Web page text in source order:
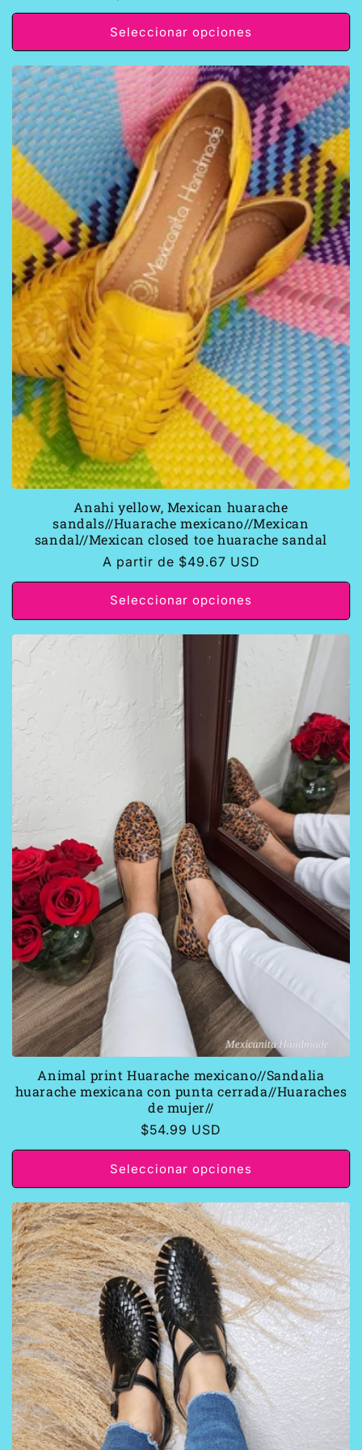
habitual
Seleccionar opciones
Anahi yellow, Mexican huarache
sandals//Huarache mexicano//Mexican
sandal//Mexican closed toe huarache sandal
Precio
habitual
A partir de $49.67 USD
Seleccionar opciones
Animal print Huarache mexicano//Sandalia
huarache mexicana con punta cerrada//Huaraches
de mujer//
Precio
habitual
$54.99 USD
Seleccionar opciones